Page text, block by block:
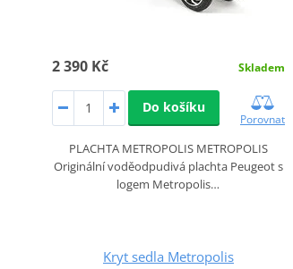
2 390 Kč Skladem
Do košíku
Porovnat
PLACHTA METROPOLIS METROPOLIS
Originální voděodpudivá plachta Peugeot s
logem Metropolis…
Kryt sedla Metropolis